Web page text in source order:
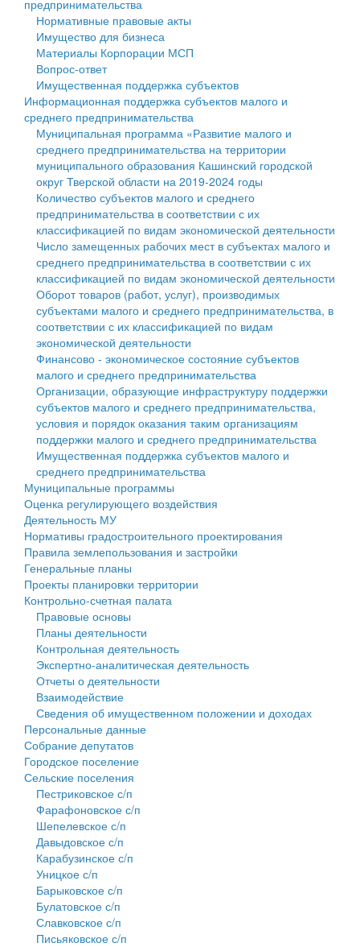
Государственные услуги
Промышленность и АПК
Экономика и бизнес
...
Символика
Устав
Гостям округа
Туризм
Культура
Образование
Здравоохранение
Социальная защита
Фотоальбом
муниципального округа Тверской области
Администрация Кашинского муниципального округа
Тверской области
Управление сельскими территориями
Открытые данные
Работа с обращениями граждан
Муниципальный контроль
Муниципальные услуги
Проекты административных регламентов
Антимонопольный комплаенс
Противодействие коррупции
Финансовое управление
Бюджет для граждан
Имущество
Выявление правообладателей ранее учтенных
объектов недвижимости
Имущественная поддержка субъектов малого и
среднего предпринимательства
Информационная поддержка субъектов малого и
среднего предпринимательства
Муниципальные программы
Контрольно-счетная палата
Персональные данные
Оценка регулирующего воздействия
Деятельность МУ
Нормативы градостроительного проектирования
Правила землепользования и застройки
Генеральные планы
Проекты планировки территории
Собрание депутатов
Городское поселение
Сельские поселения
предпринимательства
Нормативные правовые акты
Имущество для бизнеса
Материалы Корпорации МСП
Вопрос-ответ
Имущественная поддержка субъектов
Информационная поддержка субъектов малого и
среднего предпринимательства
Муниципальная программа «Развитие малого и
среднего предпринимательства на территории
муниципального образования Кашинский городской
округ Тверской области на 2019-2024 годы
Количество субъектов малого и среднего
предпринимательства в соответствии с их
классификацией по видам экономической деятельности
Число замещенных рабочих мест в субъектах малого и
среднего предпринимательства в соответствии с их
классификацией по видам экономической деятельности
Оборот товаров (работ, услуг), производимых
субъектами малого и среднего предпринимательства, в
соответствии с их классификацией по видам
экономической деятельности
Финансово - экономическое состояние субъектов
малого и среднего предпринимательства
Организации, образующие инфраструктуру поддержки
субъектов малого и среднего предпринимательства,
условия и порядок оказания таким организациям
поддержки малого и среднего предпринимательства
Имущественная поддержка субъектов малого и
среднего предпринимательства
Муниципальные программы
Оценка регулирующего воздействия
Деятельность МУ
Нормативы градостроительного проектирования
Правила землепользования и застройки
Генеральные планы
Проекты планировки территории
Контрольно-счетная палата
Правовые основы
Планы деятельности
Контрольная деятельность
Экспертно-аналитическая деятельность
Отчеты о деятельности
Взаимодействие
Сведения об имущественном положении и доходах
Персональные данные
Собрание депутатов
Городское поселение
Сельские поселения
Пестриковское с/п
Фарафоновское с/п
Шепелевское с/п
Давыдовское с/п
Карабузинское с/п
Уницкое с/п
Барыковское с/п
Булатовское с/п
Славковское с/п
Письяковское с/п